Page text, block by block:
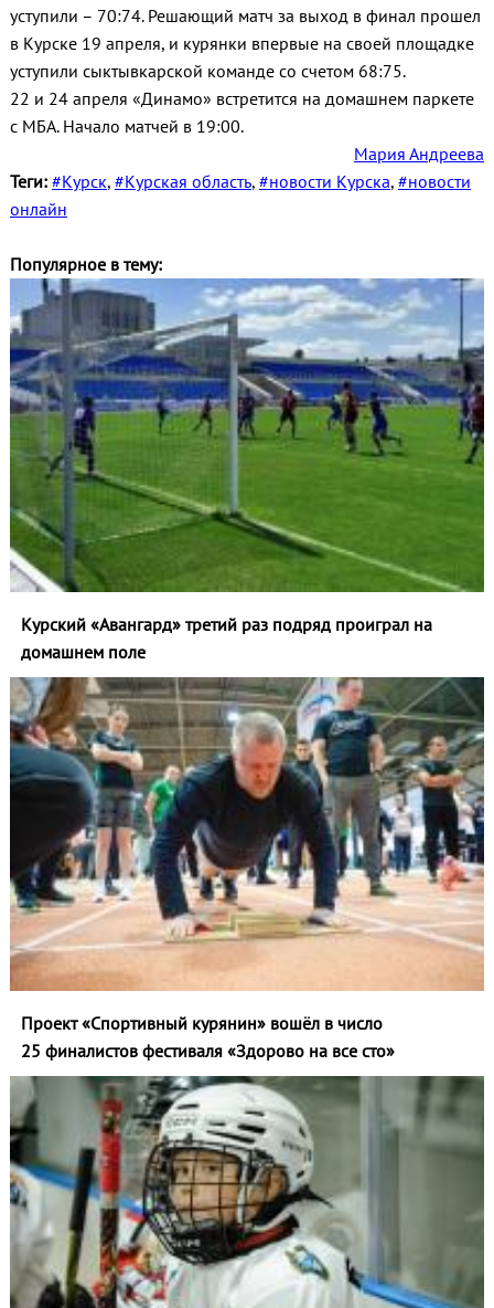
уступили – 70:74. Решающий матч за выход в финал прошел
в Курске 19 апреля, и курянки впервые на своей площадке
уступили сыктывкарской команде со счетом 68:75.
22 и 24 апреля «Динамо» встретится на домашнем паркете
с МБА. Начало матчей в 19:00.
Мария Андреева
Теги: #Курск, #Курская область, #новости Курска, #новости
онлайн
Популярное в тему:
Курский «Авангард» третий раз подряд проиграл на
домашнем поле
Проект «Спортивный курянин» вошёл в число
25 финалистов фестиваля «Здорово на все сто»